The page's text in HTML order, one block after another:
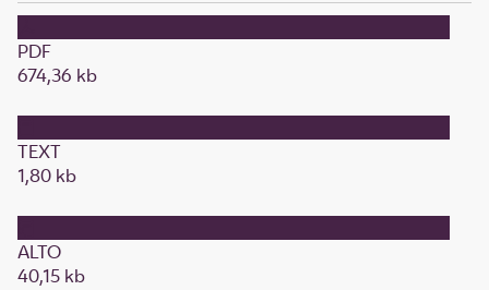
PDF
674,36 kb
TEXT
1,80 kb
ALTO
40,15 kb